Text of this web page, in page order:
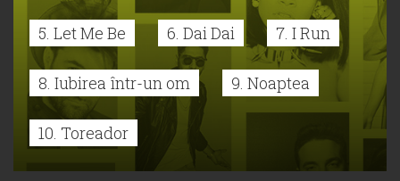
5. Let Me Be 6. Dai Dai 7. I Run
8. Iubirea într-un om 9. Noaptea
10. Toreador